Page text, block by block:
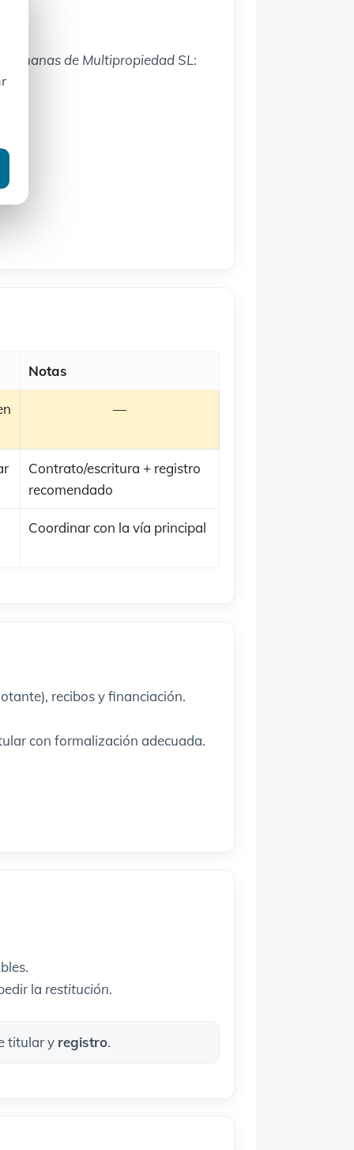
Semanas de Multipropiedad SL:
Notas
—
Contrato/escritura + registro
recomendado
Coordinar con la vía principal
recibos y financiación.
con formalización adecuada.
la restitución.
titular y registro.